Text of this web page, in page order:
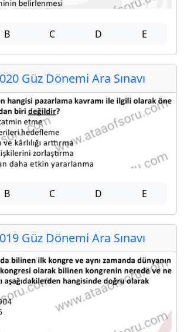
B C D E
Güz Dönemi Ara Sınavı
B C D E
Güz Dönemi Ara Sınavı